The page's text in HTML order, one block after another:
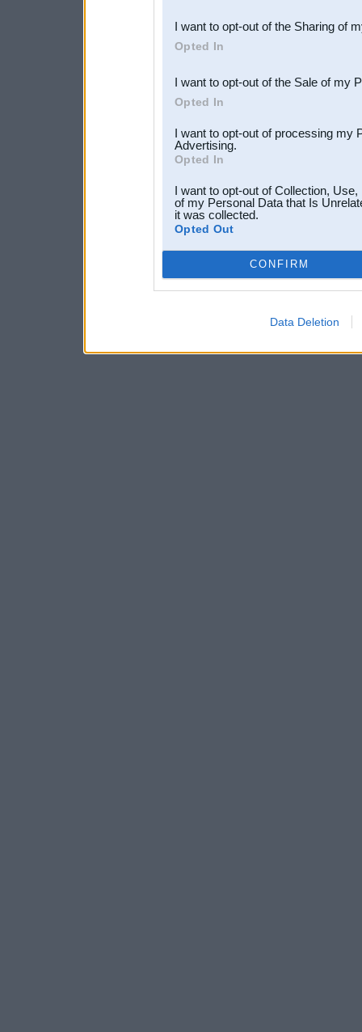
Downstream Participants
third parties.
I want to opt-out of the Sharing of
Opted In
I want to opt-out of the Sale of my
Opted In
I want to opt-out of processing my
Advertising.
Opted In
I want to opt-out of Collection,
of my Personal Data that Is
it was collected.
Opted Out
CONFIRM
Data Deletion